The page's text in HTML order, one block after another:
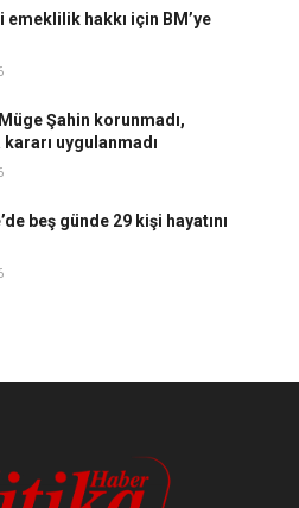
emeklilik hakkı için BM’ye
Şahin korunmadı,
uygulanmadı
beş günde 29 kişi hayatını